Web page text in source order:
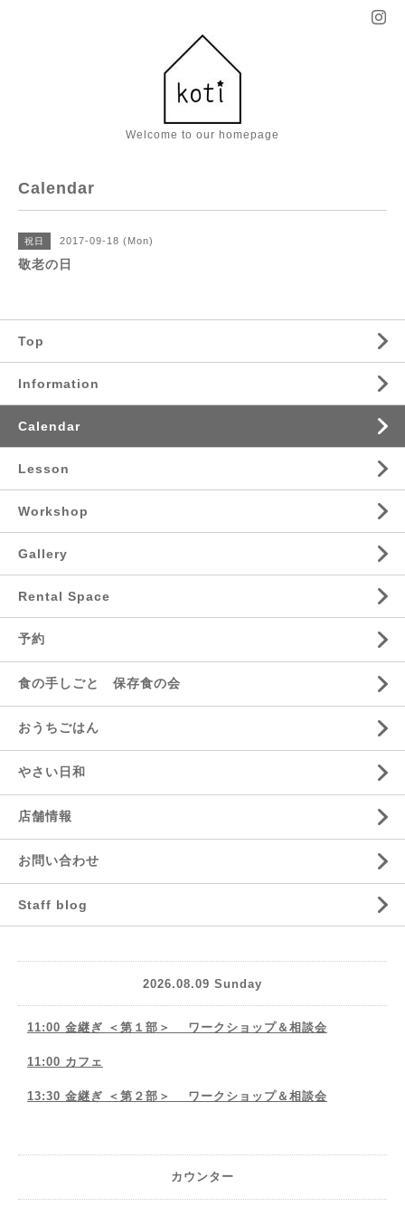
Welcome to our homepage
Calendar
祝日 2017-09-18 (Mon)
敬老の日
Top
Information
Calendar
Lesson
Workshop
Gallery
Rental Space
予約
食の手しごと 保存食の会
おうちごはん
やさい日和
店舗情報
お問い合わせ
Staff blog
2026.08.09 Sunday
11:00 金継ぎ ＜第１部＞ ワークショップ＆相談会
11:00 カフェ
13:30 金継ぎ ＜第２部＞ ワークショップ＆相談会
カウンター